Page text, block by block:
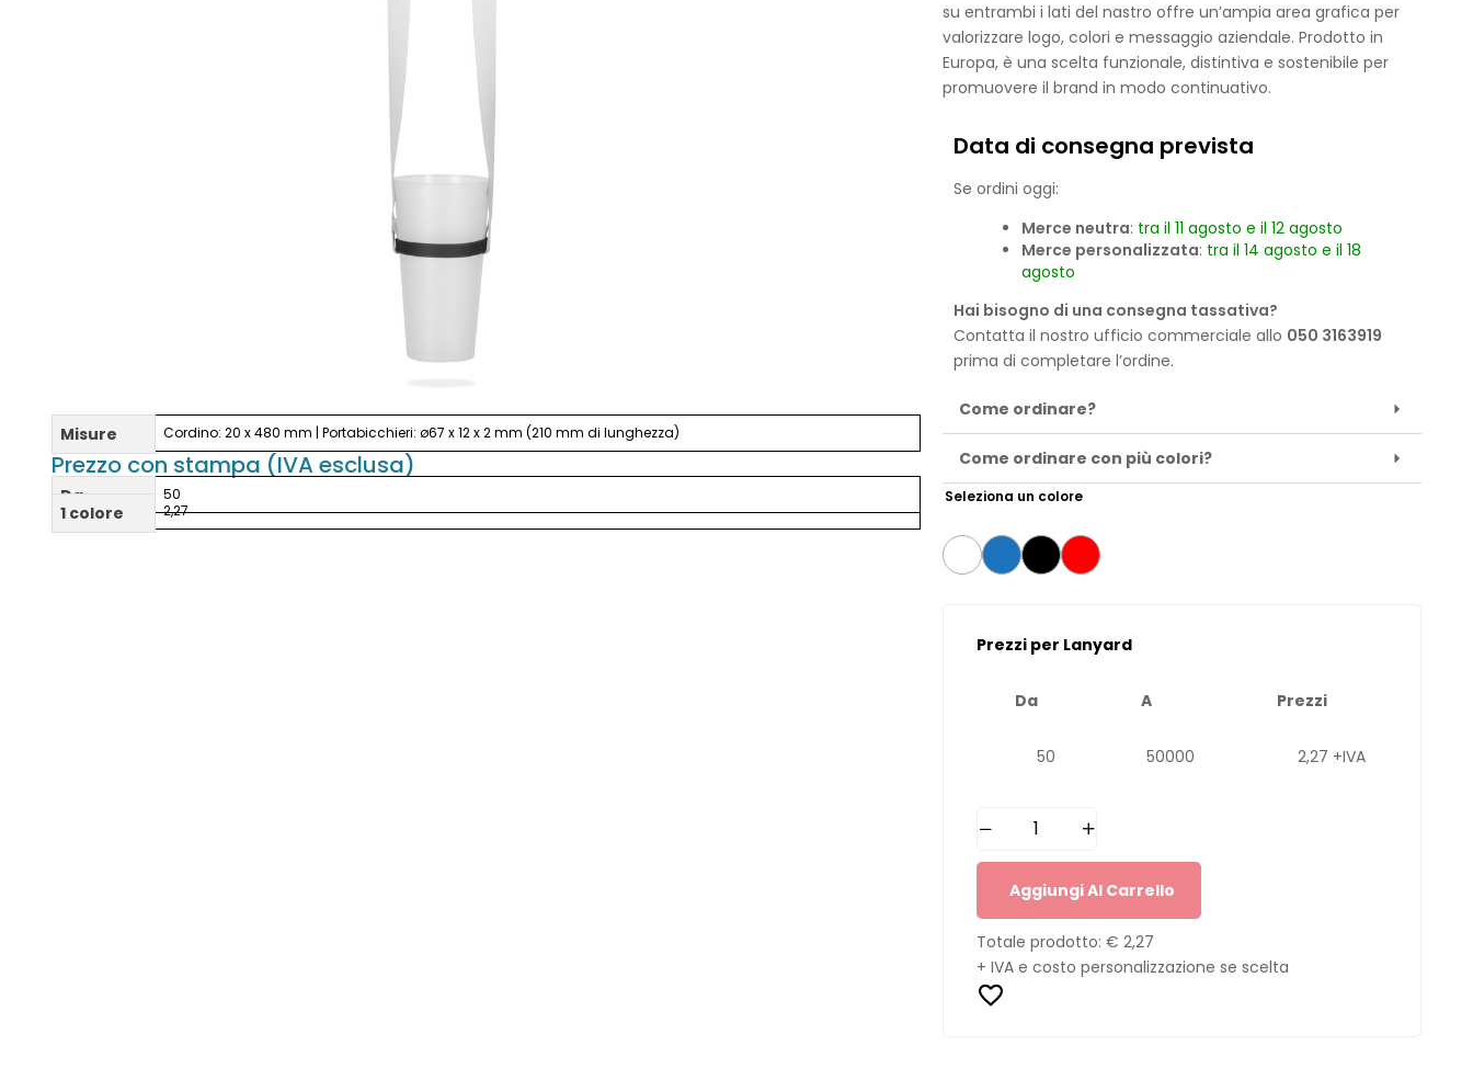
Misure Cordino: 20 x 480 mm | Portabicchieri: ø67 x 12 x 2 mm (210 mm di lunghezza)
Prezzo con stampa (IVA esclusa)
Da 50
1 colore 2,27
su entrambi i lati del nastro offre un’ampia area grafica per
valorizzare logo, colori e messaggio aziendale. Prodotto in
Europa, è una scelta funzionale, distintiva e sostenibile per
promuovere il brand in modo continuativo.
Data di consegna prevista
Se ordini oggi:
Merce neutra: tra il 11 agosto e il 12 agosto
Merce personalizzata: tra il 14 agosto e il 18
agosto
Hai bisogno di una consegna tassativa?
Contatta il nostro ufficio commerciale allo 050 3163919
prima di completare l’ordine.
Come ordinare?
Come ordinare con più colori?
Seleziona un colore
Prezzi per Lanyard
Da A Prezzi
50 50000 2,27 +IVA
Aggiungi Al Carrello
Totale prodotto: € 2,27
+ IVA e costo personalizzazione se scelta